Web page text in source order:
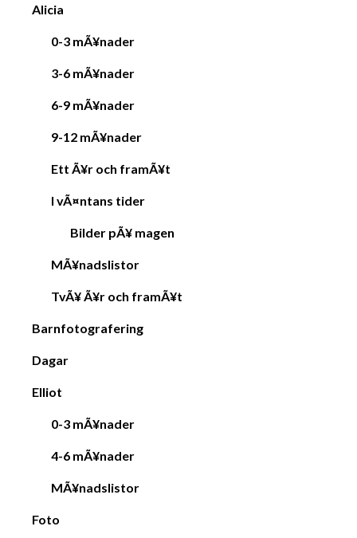
o
Alicia
0-3 mÃ¥nader
3-6 mÃ¥nader
6-9 mÃ¥nader
9-12 mÃ¥nader
Ett Ã¥r och framÃ¥t
I vÃ¤ntans tider
Bilder pÃ¥ magen
MÃ¥nadslistor
TvÃ¥ Ã¥r och framÃ¥t
Barnfotografering
Dagar
Elliot
0-3 mÃ¥nader
4-6 mÃ¥nader
MÃ¥nadslistor
Foto